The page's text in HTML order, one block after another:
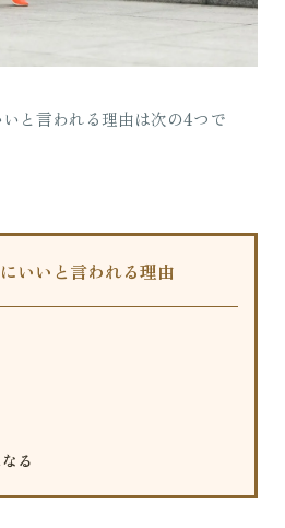
と言われる理由は次の4つで
いいと言われる理由
る